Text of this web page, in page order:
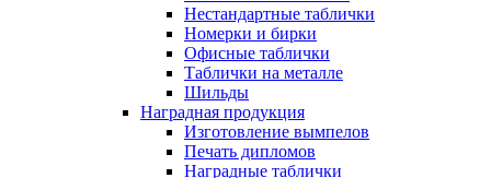
Нестандартные таблички
Номерки и бирки
Офисные таблички
Таблички на металле
Шильды
Наградная продукция
Изготовление вымпелов
Печать дипломов
Наградные таблички